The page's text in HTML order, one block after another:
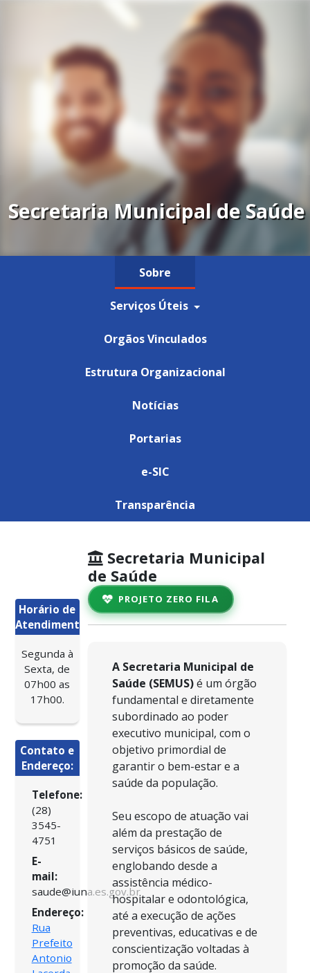
Secretaria Municipal de Saúde
Sobre
Serviços Úteis
Orgãos Vinculados
Estrutura Organizacional
Notícias
Portarias
e-SIC
Transparência
Horário de
Atendimento:
Segunda à
Sexta, de
07h00 as
17h00.
Contato e
Endereço:
Telefone:
(28)
3545-
4751
E-
mail:
saude@iuna.es.gov.br
Endereço:
Rua
Prefeito
Antonio
Secretaria Municipal
de Saúde
PROJETO ZERO FILA
A Secretaria Municipal de
Saúde (SEMUS)é um órgão
fundamental e diretamente
subordinado ao poder
executivo municipal, com o
objetivo primordial de
garantir o bem-estar e a
saúde da população.
Seu escopo de atuação vai
além da prestação de
serviços básicos de saúde,
englobando desde a
assistência médico-
hospitalar e odontológica,
até a execução de ações
preventivas, educativas e de
conscientização voltadas à
promoção da saúde.